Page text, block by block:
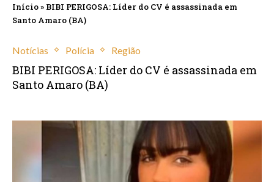
Início» BIBI PERIGOSA: Líder do CV é assassinada em
Santo Amaro (BA)
Notícias Polícia Região
BIBI PERIGOSA: Líder do CV é assassinada em
Santo Amaro (BA)